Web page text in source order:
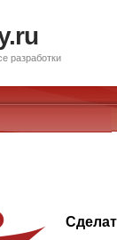
разработки